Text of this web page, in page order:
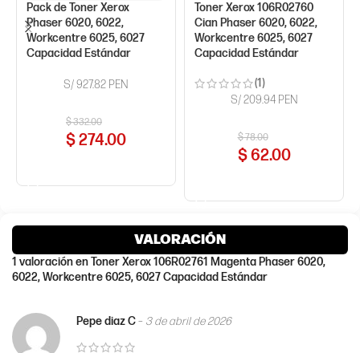
Pack de Toner Xerox
Phaser 6020, 6022,
Workcentre 6025, 6027
Capacidad Estándar
$332.00
$274.00
S/ 927.82 PEN
Toner Xerox 106R02760
Cian Phaser 6020, 6022,
Workcentre 6025, 6027
Capacidad Estándar
(1)
$78.00
$62.00
S/ 209.94 PEN
VALORACIÓN
1 valoración enToner Xerox 106R02761 Magenta Phaser 6020,
6022, Workcentre 6025, 6027 Capacidad Estándar
Pepe diaz C– 3 de abril de 2026